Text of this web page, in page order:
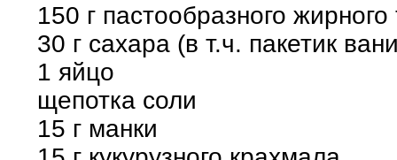
150 г пастообразного жирного
30 г сахара (в т.ч. пакетик
1 яйцо
щепотка соли
15 г манки